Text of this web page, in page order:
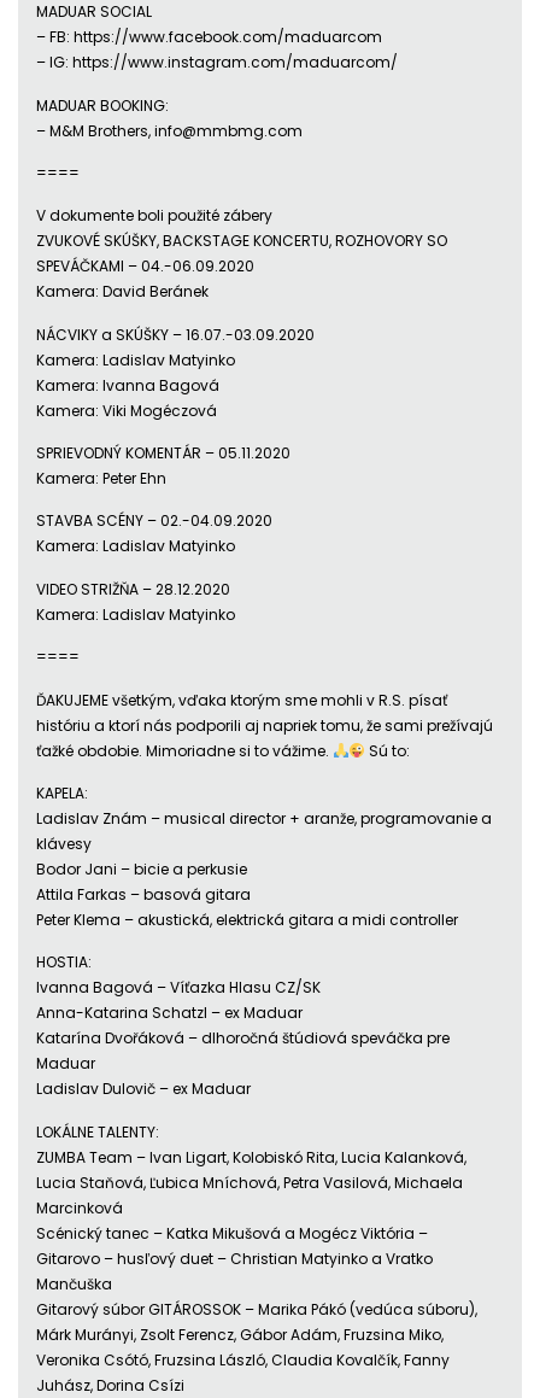
MADUAR SOCIAL
– FB: https://www.facebook.com/maduarcom
– IG: https://www.instagram.com/maduarcom/
MADUAR BOOKING:
– M&M Brothers, info@mmbmg.com
====
V dokumente boli použité zábery
ZVUKOVÉ SKÚŠKY, BACKSTAGE KONCERTU, ROZHOVORY SO
SPEVÁČKAMI – 04.-06.09.2020
Kamera: David Beránek
NÁCVIKY a SKÚŠKY – 16.07.-03.09.2020
Kamera: Ladislav Matyinko
Kamera: Ivanna Bagová
Kamera: Viki Mogéczová
SPRIEVODNÝ KOMENTÁR – 05.11.2020
Kamera: Peter Ehn
STAVBA SCÉNY – 02.-04.09.2020
Kamera: Ladislav Matyinko
VIDEO STRIŽŇA – 28.12.2020
Kamera: Ladislav Matyinko
====
ĎAKUJEME všetkým, vďaka ktorým sme mohli v R.S. písať
históriu a ktorí nás podporili aj napriek tomu, že sami prežívajú
ťažké obdobie. Mimoriadne si to vážime.
Sú to:
KAPELA:
Ladislav Znám – musical director + aranže, programovanie a
klávesy
Bodor Jani – bicie a perkusie
Attila Farkas – basová gitara
Peter Klema – akustická, elektrická gitara a midi controller
HOSTIA:
Ivanna Bagová – Víťazka Hlasu CZ/SK
Anna-Katarina Schatzl – ex Maduar
Katarína Dvořáková – dlhoročná štúdiová speváčka pre
Maduar
Ladislav Dulovič – ex Maduar
LOKÁLNE TALENTY:
ZUMBA Team – Ivan Ligart, Kolobiskó Rita, Lucia Kalanková,
Lucia Staňová, Ľubica Mníchová, Petra Vasilová, Michaela
Marcinková
Scénický tanec – Katka Mikušová a Mogécz Viktória –
Gitarovo – husľový duet – Christian Matyinko a Vratko
Mančuška
Gitarový súbor GITÁROSSOK – Marika Pákó (vedúca súboru),
Márk Murányi, Zsolt Ferencz, Gábor Adám, Fruzsina Miko,
Veronika Csótó, Fruzsina László, Claudia Kovalčík, Fanny
Juhász, Dorina Csízi